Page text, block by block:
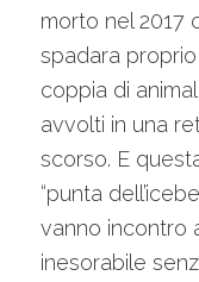
morto nel 2017
spadara
coppia di
avvolti in una
scorso. E
“punta
vanno incontro
inesorabile